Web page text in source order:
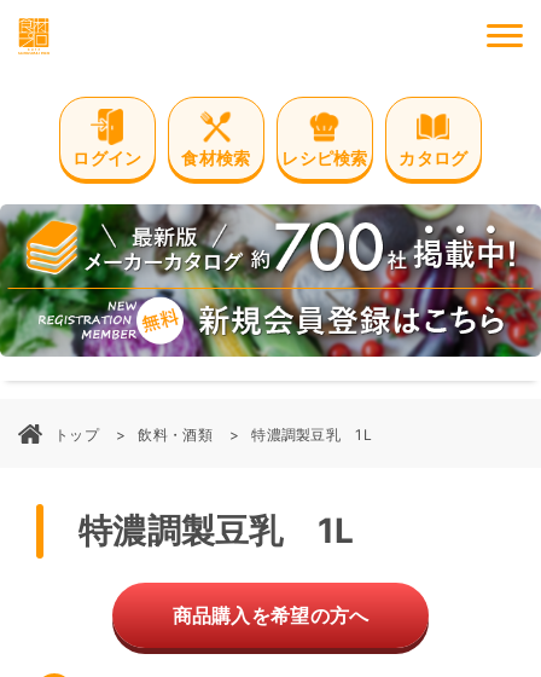
ログイン 食材検索 レシピ検索 カタログ
トップ 飲料・酒類 特濃調製豆乳 1L
特濃調製豆乳 1L
商品購入を希望の方へ